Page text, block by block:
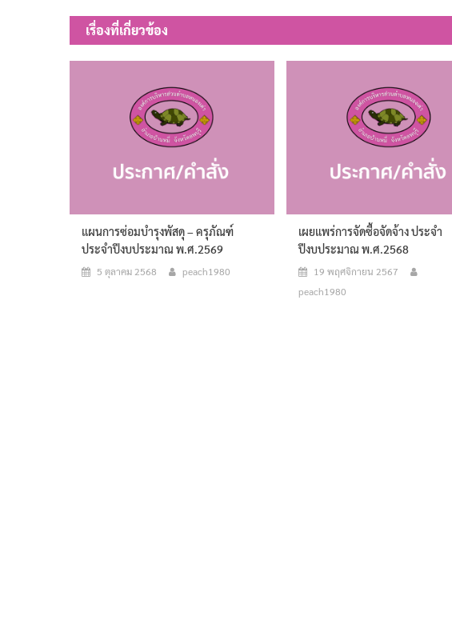
เรื่อง
เรื่องที่เกี่ยวข้อง
แผนการซ่อมบำรุงพัสดุ – ครุภัณฑ์
ประจำปีงบประมาณ พ.ศ.2569
5 ตุลาคม 2568 peach1980
เผยแพร่การจัดซื้อจัดจ้าง ประจำ
ปีงบประมาณ พ.ศ.2568
19 พฤศจิกายน 2567
peach1980